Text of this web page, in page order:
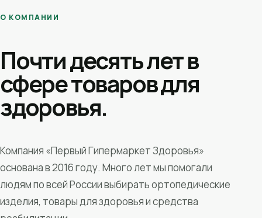
О КОМПАНИИ
Почти десять лет в
сфере товаров для
здоровья.
Компания «Первый Гипермаркет Здоровья»
основана в 2016 году. Много лет мы помогали
людям по всей России выбирать ортопедические
изделия, товары для здоровья и средства